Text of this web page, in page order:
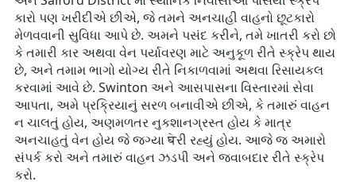
કારો પણ ખરીદીએ છીએ, જે તમને અનચાહી વાહનો છૂટકારો
મેળવવાની સુવિધા આપે છે. અમને પસંદ કરીને, તમે ખાતરી કરો છો
કે તમારી કાર અથવા વેન પર્યાવરણ માટે અનુકૂળ રીતે સ્ક્રેપ થાય
છે, અને તમામ ભાગો યોગ્ય રીતે નિકાળવામાં અથવા રિસાયકલ
કરવામાં આવે છે. Swinton અને આસપાસના વિસ્તારમાં સેવા
આપતા, અમે પ્રક્રિયાનું સરળ બનાવીએ છીએ, કે તમારું વાહન
ન ચાલતું હોય, અણમળતર નુકશાનગ્રસ્ત હોય કે માત્ર
અનચાહતું વેન હોય જે જગ્યા घेરી રહ્યું હોય. આજે જ અમારો
સંપર્ક કરો અને તમારું વાહન ઝડપી અને જવાબદાર રીતે સ્ક્રેપ
કરો.